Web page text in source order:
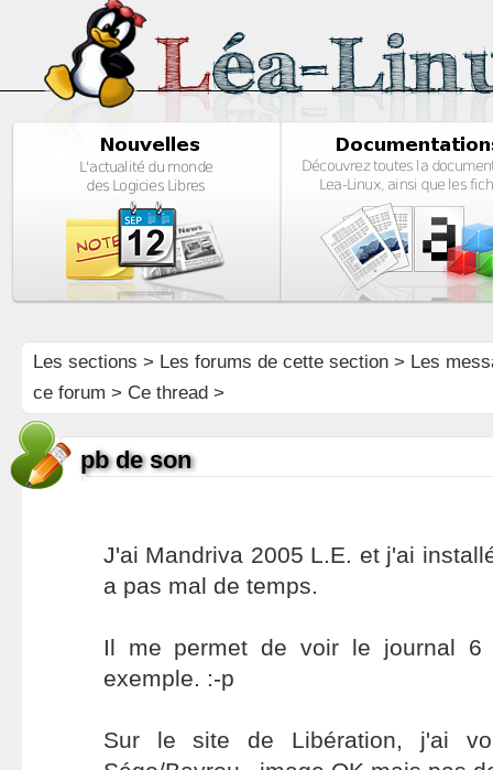
Les sections > Les forums de cette section> Les
ce forum > Ce thread >
pb de son
J'ai Mandriva 2005 L.E. et j'ai
a pas mal de temps.
Il me permet de voir le journal 6
exemple. :-p
Sur le site de Libération, j'ai